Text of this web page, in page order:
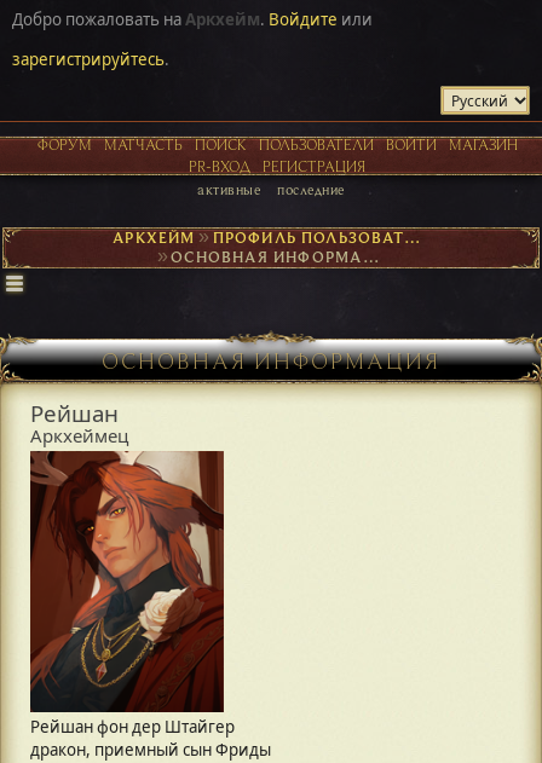
Добро пожаловать наАркхейм. Войдите или
зарегистрируйтесь.
ФОРУМ МАТЧАСТЬ ПОИСК ПОЛЬЗОВАТЕЛИ ВОЙТИ
МАГАЗИН
PR-ВХОД
РЕГИСТРАЦИЯ
активные последние
АРКХЕЙМ► ПРОФИЛЬ ПОЛЬЗОВАТЕЛЯ РЕЙШАН
► ОСНОВНАЯ ИНФОРМАЦИЯ
ОСНОВНАЯ ИНФОРМАЦИЯ
Рейшан
Аркхеймец
Рейшан фон дер Штайгер
дракон, приемный сын Фриды